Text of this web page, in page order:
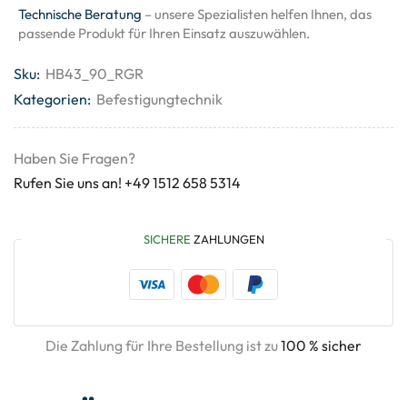
Technische Beratung – unsere Spezialisten helfen Ihnen, das
passende Produkt für Ihren Einsatz auszuwählen.
Sku: HB43_90_RGR
Kategorien: Befestigungtechnik
Haben Sie Fragen?
Rufen Sie uns an! +49 1512 658 5314
SICHERE ZAHLUNGEN
Die Zahlung für Ihre Bestellung ist zu100 % sicher